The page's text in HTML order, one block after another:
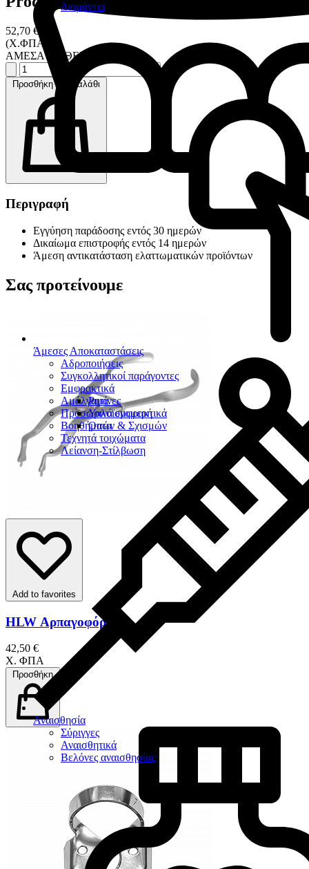
Διαμάντια
Άμεσες Αποκαταστάσεις
Αδροποιήσεις
Συγκολλητικοί παράγοντες
Εμφρακτικά
Ρητίνες
Υαλοϊονομερή
Οπών & Σχισμών
Αμάλγαμα
Προσωρινά εμφρακτικά
Βοηθήματα
Τεχνητά τοιχώματα
Λείανση-Στίλβωση
Αναισθησία
Σύριγγες
Αναισθητικά
Βελόνες αναισθησίας
52,70 €
(Χ.ΦΠΑ)
ΑΜΕΣΑ ΔΙΑΘΕΣΙΜΟ
Προσθήκη στο καλάθι
Περιγραφή
Εγγύηση παράδοσης εντός 30 ημερών
Δικαίωμα επιστροφής εντός 14 ημερών
Άμεση αντικατάσταση ελαττωματικών προϊόντων
Σας προτείνουμε
Add to favorites
HLW Αρπαγοφόρος
42,50 €
Χ. ΦΠΑ
Προσθήκη